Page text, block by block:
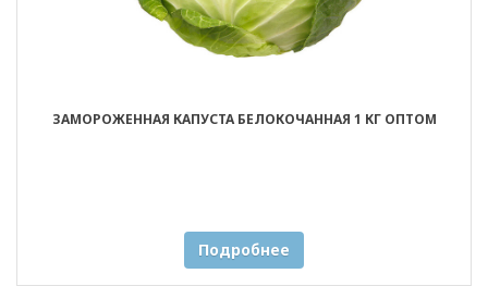
ЗАМОРОЖЕННАЯ КАПУСТА БЕЛОКОЧАННАЯ 1 КГ ОПТОМ
Подробнее